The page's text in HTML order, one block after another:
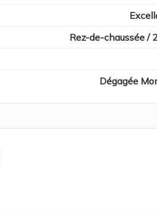
Rez-de-chaussée /
Dégagée